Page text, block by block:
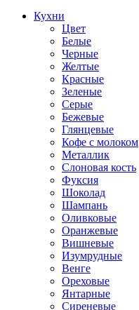
Кухни
Цвет
Белые
Черные
Желтые
Красные
Зеленые
Серые
Бежевые
Глянцевые
Кофе с молоком
Металлик
Слоновая кость
Фуксия
Шоколад
Шампань
Оливковые
Оранжевые
Вишневые
Изумрудные
Венге
Ореховые
Янтарные
Сиреневые